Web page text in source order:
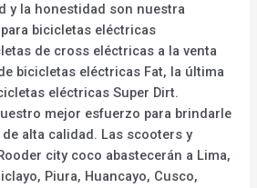
y la honestidad son nuestra
bicicletas eléctricas
de cross eléctricas a la venta
bicicletas eléctricas Fat, la última
eléctricas Super Dirt.
mejor esfuerzo para brindarle
alta calidad. Las scooters y
city coco abastecerán a Lima,
Piura, Huancayo, Cusco,